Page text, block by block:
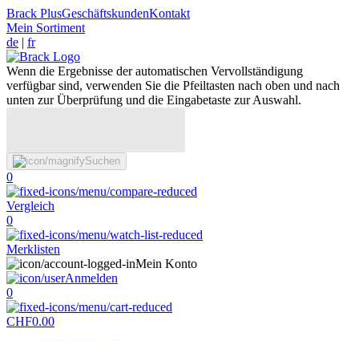
Brack PlusGeschäftskundenKontakt
Mein Sortiment
de | fr
Wenn die Ergebnisse der automatischen Vervollständigung
verfügbar sind, verwenden Sie die Pfeiltasten nach oben und nach
unten zur Überprüfung und die Eingabetaste zur Auswahl.
Suchen
0
Vergleich
0
Merklisten
Mein Konto
Anmelden
0
CHF0.00